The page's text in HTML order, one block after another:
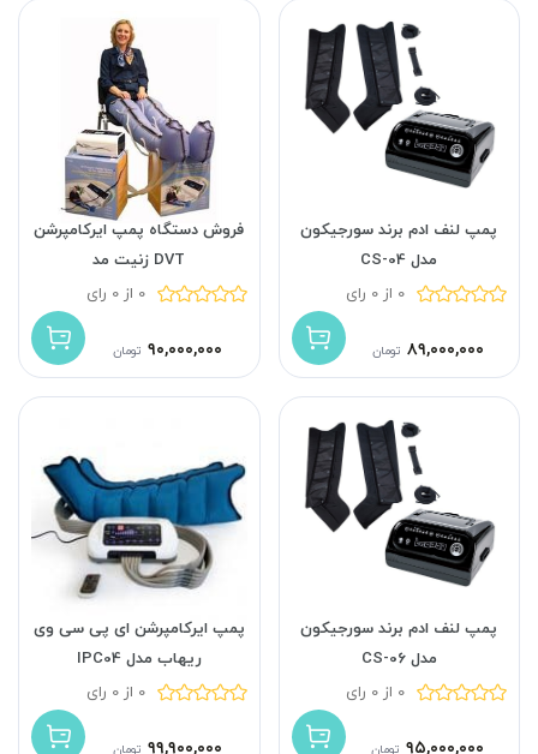
پمپ لنف ادم برند سورجیکون
مدل CS-04
0 از 0 رای
۸۹,۰۰۰,۰۰۰ تومان
فروش دستگاه پمپ ایرکامپرشن
DVT زنیت مد
0 از 0 رای
۹۰,۰۰۰,۰۰۰ تومان
پمپ لنف ادم برند سورجیکون
مدل CS-06
0 از 0 رای
۹۵,۰۰۰,۰۰۰ تومان
پمپ ایرکامپرشن ای پی سی وی
ریهاب مدل IPC04
0 از 0 رای
۹۹,۹۰۰,۰۰۰ تومان